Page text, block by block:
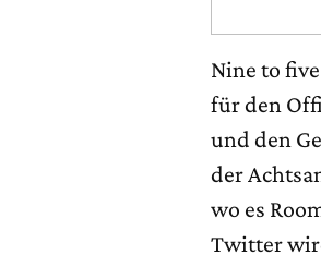
Nine to
für den
und den
der
wo es
Twitter